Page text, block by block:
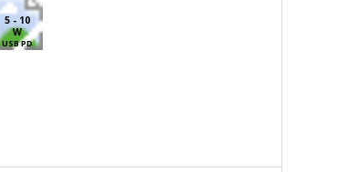
5 - 10
W
USB PD